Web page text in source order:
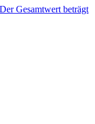
Gesamtwert beträgt